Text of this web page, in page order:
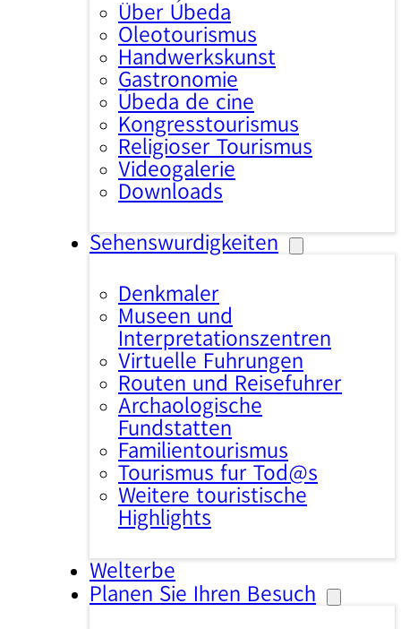
Über Úbeda
Oleotourismus
Handwerkskunst
Gastronomie
Úbeda de cine
Kongresstourismus
Religiöser Tourismus
Videogalerie
Downloads
Sehenswürdigkeiten
Denkmäler
Museen und
Interpretationszentren
Virtuelle Führungen
Routen und Reiseführer
Archäologische
Fundstätten
Familientourismus
Tourismus für Tod@s
Weitere touristische
Highlights
Welterbe
Planen Sie Ihren Besuch